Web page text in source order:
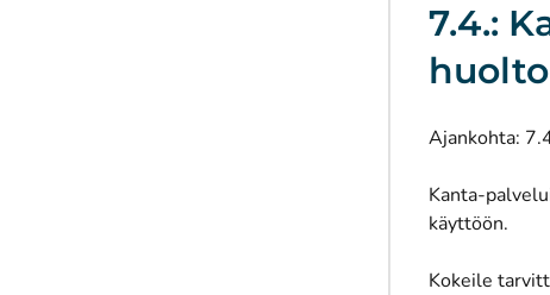
7.4.:
Ajankohta:
Kanta-
käyttöön.
Kokeile